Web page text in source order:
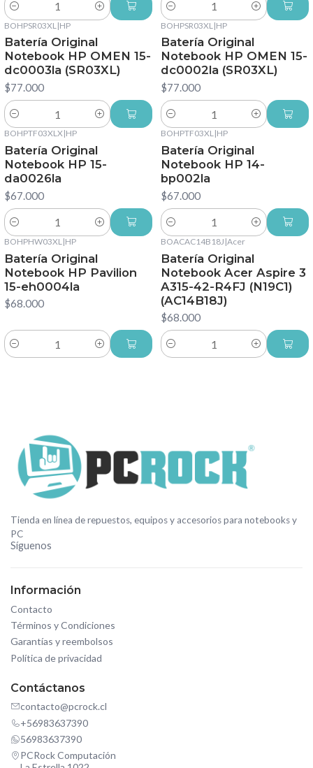
Cantidad Cantidad
BOHPSR03XL |HP
Batería Original
Notebook HP OMEN 15-
dc0003la (SR03XL)
$77.000
Cantidad
BOHPSR03XL |HP
Batería Original
Notebook HP OMEN 15-
dc0002la (SR03XL)
$77.000
Cantidad
BOHPTF03XLX|HP
Batería Original
Notebook HP 15-
da0026la
$67.000
Cantidad
BOHPTF03XL|HP
Batería Original
Notebook HP 14-
bp002la
$67.000
Cantidad
BOHPHW03XL |HP
Batería Original
Notebook HP Pavilion
15-eh0004la
$68.000
Cantidad
BOACAC14B18J |Acer
Batería Original
Notebook Acer Aspire 3
A315-42-R4FJ (N19C1)
(AC14B18J)
$68.000
Cantidad
Tienda en línea de repuestos, equipos y accesorios para notebooks y
PC
Síguenos
Información
Contacto
Términos y Condiciones
Garantías y reembolsos
Política de privacidad
Contáctanos
contacto@pcrock.cl
+56983637390
56983637390
PCRock Computación